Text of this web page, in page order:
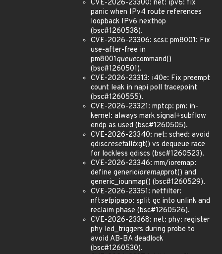
CVE-2026-23300: net: ipv6: fix
panic when IPv4 route references
loopback IPv6 nexthop
(bsc#1260538).
CVE-2026-23306: scsi: pm8001: Fix
use-after-free in
pm8001queuecommand()
(bsc#1260501).
CVE-2026-23313: i40e: Fix preempt
count leak in napi poll tracepoint
(bsc#1260555).
CVE-2026-23321: mptcp: pm: in-
kernel: always mark signal+subflow
endp as used (bsc#1260505).
CVE-2026-23340: net: sched: avoid
qdiscresetalltxgt() vs dequeue race
for lockless qdiscs (bsc#1260523).
CVE-2026-23346: mm/ioremap:
define genericioremapprot() and
generic_iounmap() (bsc#1260529).
CVE-2026-23351: netfilter:
nftsetpipapo: split gc into unlink and
reclaim phase (bsc#1260526).
CVE-2026-23368: net: phy: register
phy led_triggers during probe to
avoid AB-BA deadlock
(bsc#1260530).